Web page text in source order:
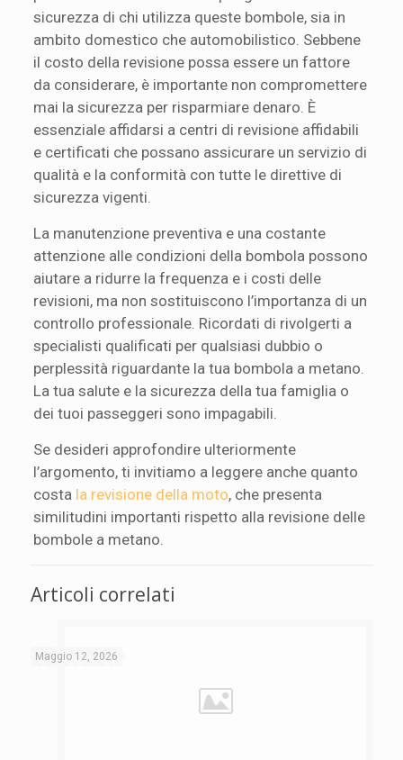
sicurezza di chi utilizza queste bombole, sia in
ambito domestico che automobilistico. Sebbene
il costo della revisione possa essere un fattore
da considerare, è importante non compromettere
mai la sicurezza per risparmiare denaro. È
essenziale affidarsi a centri di revisione affidabili
e certificati che possano assicurare un servizio di
qualità e la conformità con tutte le direttive di
sicurezza vigenti.
La manutenzione preventiva e una costante
attenzione alle condizioni della bombola possono
aiutare a ridurre la frequenza e i costi delle
revisioni, ma non sostituiscono l’importanza di un
controllo professionale. Ricordati di rivolgerti a
specialisti qualificati per qualsiasi dubbio o
perplessità riguardante la tua bombola a metano.
La tua salute e la sicurezza della tua famiglia o
dei tuoi passeggeri sono impagabili.
Se desideri approfondire ulteriormente
l’argomento, ti invitiamo a leggere anche quanto
costa la revisione della moto, che presenta
similitudini importanti rispetto alla revisione delle
bombole a metano.
Articoli correlati
Maggio 12, 2026